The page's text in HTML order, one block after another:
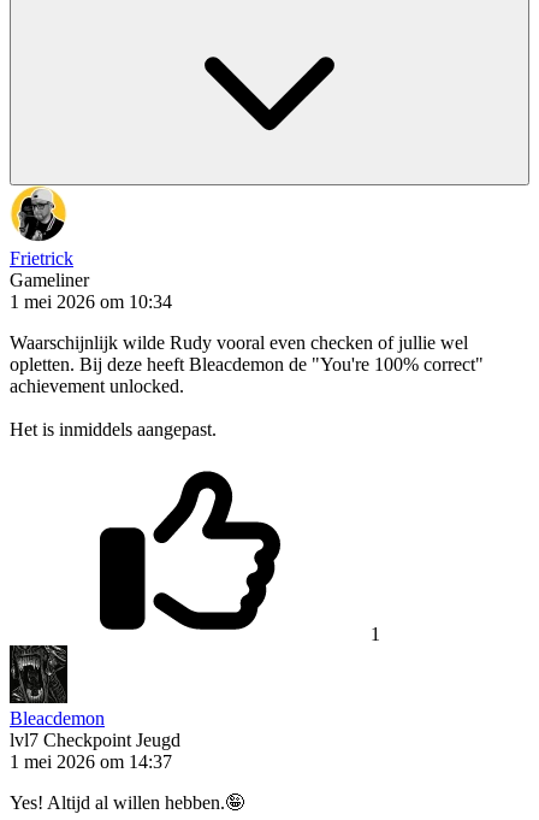
Frietrick
Gameliner
1 mei 2026 om 10:34
Waarschijnlijk wilde Rudy vooral even checken of jullie wel
opletten. Bij deze heeft Bleacdemon de "You're 100% correct"
achievement unlocked.
Het is inmiddels aangepast.
1
Bleacdemon
lvl7 Checkpoint Jeugd
1 mei 2026 om 14:37
Yes! Altijd al willen hebben.🤪